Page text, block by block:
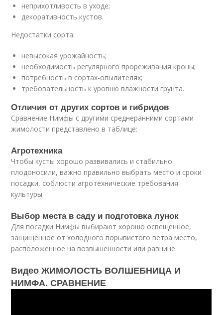
неприхотливость в уходе;
декоративность кустов.
Недостатки сорта:
невысокая урожайность;
необходимость регулярного прореживания кроны;
потребность в сортах-опылителях;
требовательность к уровню влажности грунта.
Отличия от других сортов и гибридов
Сравнение Нимфы с другими среднеранними сортами
жимолости представлено в таблице:
Агротехника
Чтобы кусты хорошо развивались и стабильно
плодоносили, важно правильно выбрать место и сроки
посадки, соблюсти агротехнические требования
культуры.
Выбор места в саду и подготовка лунок
Для посадки Нимфы выбирают хорошо освещенное,
защищенное от холодного порывистого ветра место,
расположенное на возвышенности или равнине.
Видео ЖИМОЛОСТЬ ВОЛШЕБНИЦА И
НИМФА. СРАВНЕНИЕ